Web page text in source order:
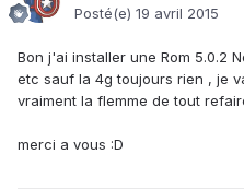
Posté(e) 19 avril 2015
Bon j'ai installer une Rom 5.0.2
etc sauf la 4g toujours rien , je
vraiment la flemme de tout
merci a vous :D